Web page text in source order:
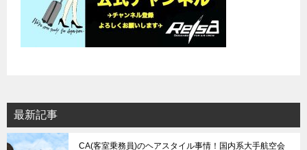
最新記事
CA(客室乗務員)のヘアスタイル事情！国内系大手航空会